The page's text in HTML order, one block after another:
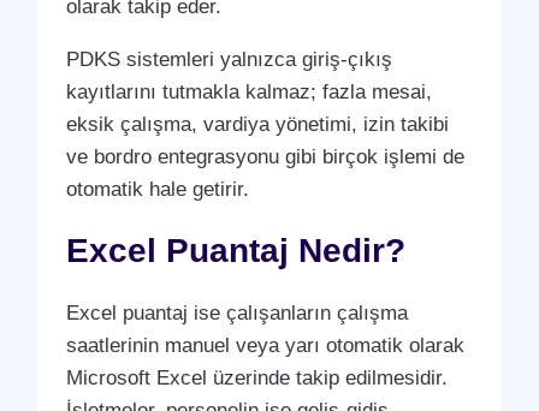
olarak takip eder.
PDKS sistemleri yalnızca giriş-çıkış
kayıtlarını tutmakla kalmaz; fazla mesai,
eksik çalışma, vardiya yönetimi, izin takibi
ve bordro entegrasyonu gibi birçok işlemi de
otomatik hale getirir.
Excel Puantaj Nedir?
Excel puantaj ise çalışanların çalışma
saatlerinin manuel veya yarı otomatik olarak
Microsoft Excel üzerinde takip edilmesidir.